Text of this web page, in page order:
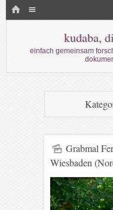
HOME
kudaba,
einfach gemeinsam
Grabmal
Wiesbaden